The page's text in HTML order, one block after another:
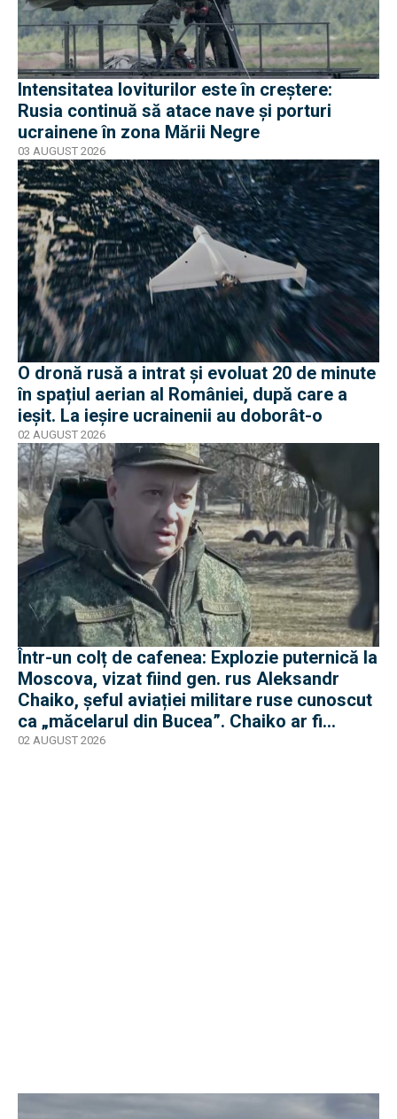
Intensitatea loviturilor este în creștere:
Rusia continuă să atace nave și porturi
ucrainene în zona Mării Negre
03 AUGUST 2026
O dronă rusă a intrat și evoluat 20 de minute
în spațiul aerian al României, după care a
ieșit. La ieșire ucrainenii au doborât-o
02 AUGUST 2026
Într-un colț de cafenea: Explozie puternică la
Moscova, vizat fiind gen. rus Aleksandr
Chaiko, șeful aviației militare ruse cunoscut
ca „măcelarul din Bucea”. Chaiko ar fi
supraviețuit
02 AUGUST 2026